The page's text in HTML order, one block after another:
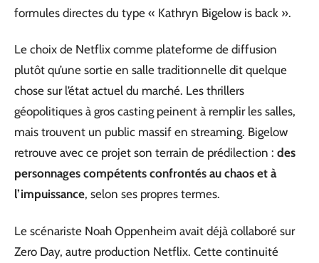
formules directes du type « Kathryn Bigelow is back ».
Le choix de Netflix comme plateforme de diffusion
plutôt qu’une sortie en salle traditionnelle dit quelque
chose sur l’état actuel du marché. Les thrillers
géopolitiques à gros casting peinent à remplir les salles,
mais trouvent un public massif en streaming. Bigelow
retrouve avec ce projet son terrain de prédilection : des
personnages compétents confrontés au chaos et à
l’impuissance, selon ses propres termes.
Le scénariste Noah Oppenheim avait déjà collaboré sur
Zero Day, autre production Netflix. Cette continuité